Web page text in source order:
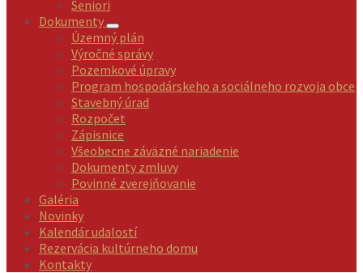
Seniori
Dokumenty
Územný plán
Výročné správy
Pozemkové úpravy
Program hospodárskeho a sociálneho rozvoja obce
Stavebný úrad
Rozpočet
Zápisnice
Všeobecne záväzné nariadenie
Dokumenty zmluvy
Povinné zverejňovanie
Galéria
Novinky
Kalendár udalostí
Rezervácia kultúrneho domu
Kontakty